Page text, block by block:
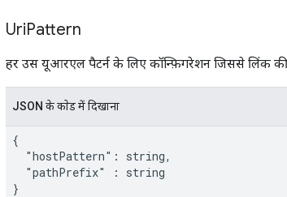
UriPattern
हर उस यूआरएल पैटर्न के लिए कॉन्फ़िगरेशन जिससे लिंक
JSON के काेड में दिखाना
{
  "hostPattern": string,
  "pathPrefix" : string
}